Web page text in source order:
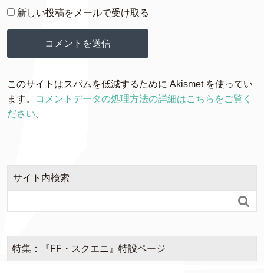
新しい投稿をメールで受け取る
このサイトはスパムを低減するために Akismet を使ってい
ます。
コメントデータの処理方法の詳細はこちらをご覧く
ださい。
サイト内検索

特集：『FF・スクエニ』特設ページ